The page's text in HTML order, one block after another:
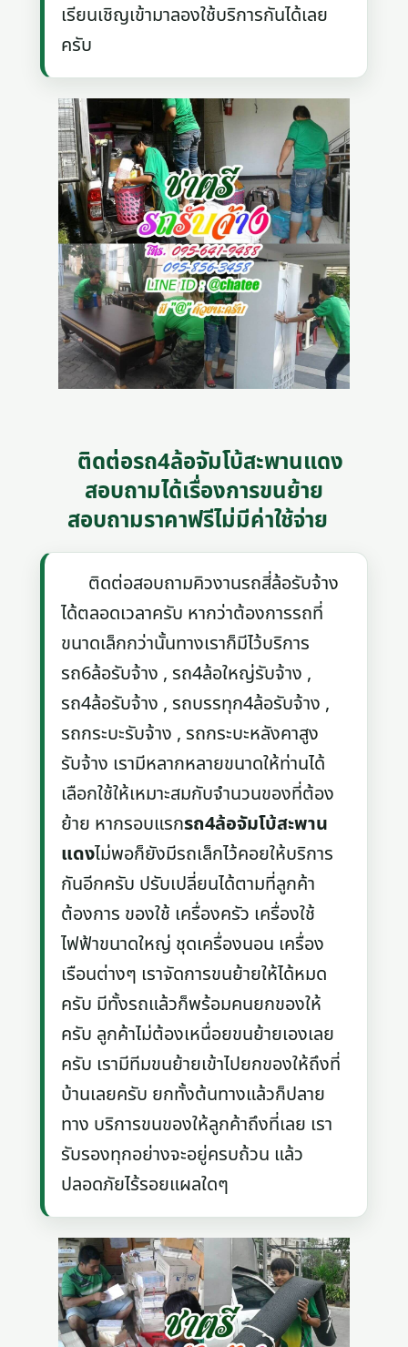
เรียนเชิญเข้ามาลองใช้บริการกันได้เลย
ครับ
ติดต่อรถ4ล้อจัมโบ้สะพานแดง
สอบถามได้เรื่องการขนย้าย
สอบถามราคาฟรีไม่มีค่าใช้จ่าย
ติดต่อสอบถามคิวงานรถสี่ล้อรับจ้าง
ได้ตลอดเวลาครับ หากว่าต้องการรถที่
ขนาดเล็กกว่านั้นทางเราก็มีไว้บริการ
รถ6ล้อรับจ้าง , รถ4ล้อใหญ่รับจ้าง ,
รถ4ล้อรับจ้าง , รถบรรทุก4ล้อรับจ้าง ,
รถกระบะรับจ้าง , รถกระบะหลังคาสูง
รับจ้าง เรามีหลากหลายขนาดให้ท่านได้
เลือกใช้ให้เหมาะสมกับจำนวนของที่ต้อง
ย้าย หากรอบแรกรถ4ล้อจัมโบ้สะพาน
แดงไม่พอก็ยังมีรถเล็กไว้คอยให้บริการ
กันอีกครับ ปรับเปลี่ยนได้ตามที่ลูกค้า
ต้องการ ของใช้ เครื่องครัว เครื่องใช้
ไฟฟ้าขนาดใหญ่ ชุดเครื่องนอน เครื่อง
เรือนต่างๆ เราจัดการขนย้ายให้ได้หมด
ครับ มีทั้งรถแล้วก็พร้อมคนยกของให้
ครับ ลูกค้าไม่ต้องเหนื่อยขนย้ายเองเลย
ครับ เรามีทีมขนย้ายเข้าไปยกของให้ถึงที่
บ้านเลยครับ ยกทั้งต้นทางแล้วก็ปลาย
ทาง บริการขนของให้ลูกค้าถึงที่เลย เรา
รับรองทุกอย่างจะอยู่ครบถ้วน แล้ว
ปลอดภัยไร้รอยแผลใดๆ